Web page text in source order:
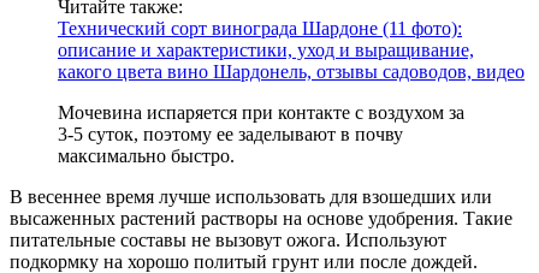
Читайте также:
Технический сорт винограда Шардоне (11 фото):
описание и характеристики, уход и выращивание,
какого цвета вино Шардонель, отзывы садоводов, видео
Мочевина испаряется при контакте с воздухом за
3-5 суток, поэтому ее заделывают в почву
максимально быстро.
В весеннее время лучше использовать для взошедших или
высаженных растений растворы на основе удобрения. Такие
питательные составы не вызовут ожога. Используют
подкормку на хорошо политый грунт или после дождей.